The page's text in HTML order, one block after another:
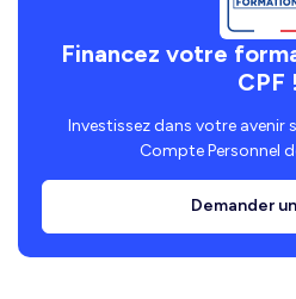
Financez votre
CPF !
Investissez dans votre avenir
Compte Personnel
Demander